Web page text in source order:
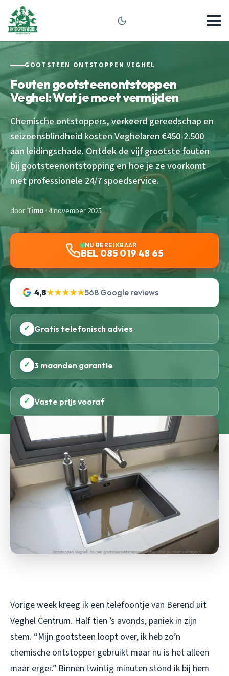
GOOTSTEEN ONTSTOPPEN VEGHEL
Fouten gootsteenontstoppen
Veghel: Wat je moet vermijden
Chemische ontstoppers, verkeerd gereedschap en
seizoensblindheid kosten Veghelaren €450-2.500
aan leidingschade. Ontdek de vijf grootste fouten
bij gootsteenontstopping en hoe je ze voorkomt
met professionele 24/7 spoedservice.
doorTimo · 4 november 2025
NU BEREIKBAAR
BEL 085 019 48 65
4,8★★★★★568 Google reviews
✓ Gratis telefonisch advies
✓ 3 maanden garantie
✓ Vaste prijs vooraf
Vorige week kreeg ik een telefoontje van Berend uit
Veghel Centrum. Half tien ’s avonds, paniek in zijn
stem. “Mijn gootsteen loopt over, ik heb zo’n
chemische ontstopper gebruikt maar nu is het alleen
maar erger.” Binnen twintig minuten stond ik bij hem